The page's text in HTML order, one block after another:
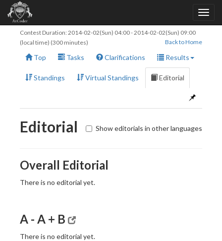
Contest Duration: 2014-02-02(Sun) 04:00-2014-02-02(Sun) 09:00
(local time) (300 minutes)
Back to Home
Top Tasks Clarifications Results
Standings Virtual Standings Editorial
Editorial Show editorials in other languages
Overall Editorial
There is no editorial yet.
A - A + B
There is no editorial yet.